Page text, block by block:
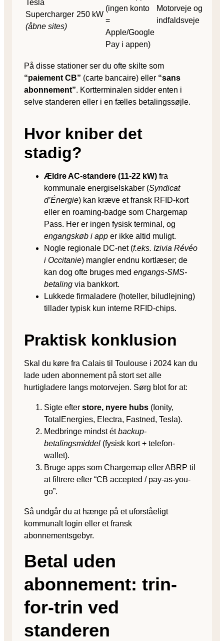
Tesla
Supercharger
(åbne sites)
250 kW
(ingen konto
=
Apple/Google
Pay i appen)
Motorveje og
indfaldsveje
På disse stationer ser du ofte skilte som
“paiement CB” (carte bancaire) eller “sans
abonnement”. Kortterminalen sidder enten i
selve standeren eller i en fælles betalingssøjle.
Hvor kniber det
stadig?
Ældre AC-standere (11-22 kW) fra
kommunale energiselskaber (Syndicat
d’Énergie) kan kræve et fransk RFID-kort
eller en roaming-badge som Chargemap
Pass. Her er ingen fysisk terminal, og
engangskøb i app er ikke altid muligt.
Nogle regionale DC-net (f.eks. Izivia Révéo
i Occitanie) mangler endnu kortlæser; de
kan dog ofte bruges med engangs-SMS-
betaling via bankkort.
Lukkede firmaladere (hoteller, biludlejning)
tillader typisk kun interne RFID-chips.
Praktisk konklusion
Skal du køre fra Calais til Toulouse i 2024 kan du
lade uden abonnement på stort set alle
hurtigladere langs motorvejen. Sørg blot for at:
Sigte efter store, nyere hubs (Ionity,
TotalEnergies, Electra, Fastned, Tesla).
Medbringe mindst étbackup-
betalingsmiddel (fysisk kort + telefon-
wallet).
Bruge apps som Chargemap eller ABRP til
at filtrere efter “CB accepted / pay-as-you-
go”.
Så undgår du at hænge på et uforståeligt
kommunalt login eller et fransk
abonnementsgebyr.
Betal uden
abonnement: trin-
for-trin ved
standeren